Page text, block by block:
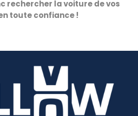
rechercher la voiture de vos
toute confiance !